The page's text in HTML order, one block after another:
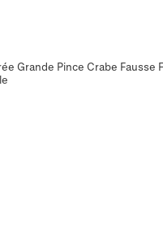
Grande Pince Crabe